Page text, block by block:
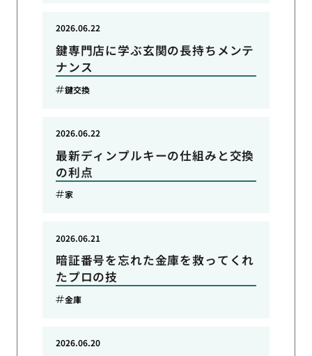
鍵専門店に学ぶ玄関の長持ちメンテ
ナンス
2026.06.22
鍵交換
最新ディンプルキーの仕組みと交換
の利点
2026.06.22
家
暗証番号を忘れた金庫を救ってくれ
たプロの技
2026.06.21
金庫
2026.06.20